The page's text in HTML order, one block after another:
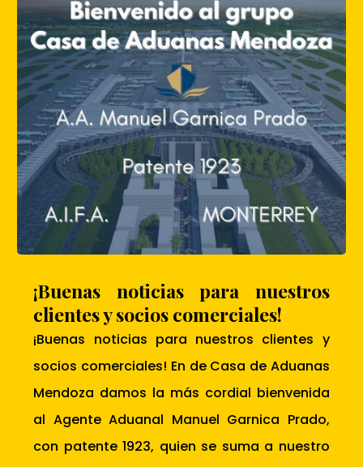
¡Buenas noticias para nuestros
clientes y socios comerciales!
¡Buenas noticias para nuestros clientes y
socios comerciales! En de Casa de Aduanas
Mendoza damos la más cordial bienvenida
al Agente Aduanal Manuel Garnica Prado,
con patente 1923, quien se suma a nuestro